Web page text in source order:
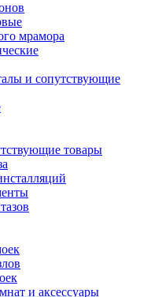
мрамора
и сопутствующие
товары
и аксессуары